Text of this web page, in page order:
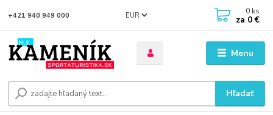
Menu
EUR
Hľadať
+421 940 949 000 0 ks
za 0 €